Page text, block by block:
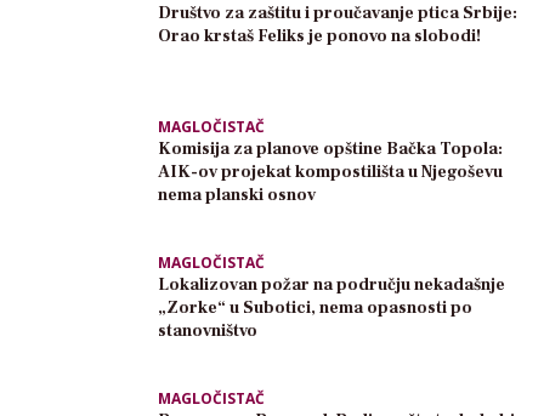
Društvo za zaštitu i proučavanje ptica Srbije:
Orao krstaš Feliks je ponovo na slobodi!
MAGLOČISTAČ
Komisija za planove opštine Bačka Topola:
AIK-ov projekat kompostilišta u Njegoševu
nema planski osnov
MAGLOČISTAČ
Lokalizovan požar na području nekadašnje
„Zorke“ u Subotici, nema opasnosti po
stanovništvo
MAGLOČISTAČ